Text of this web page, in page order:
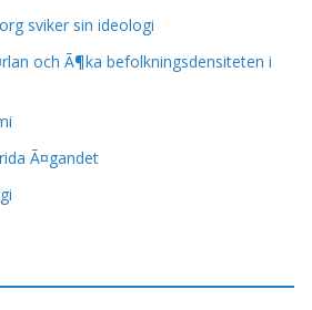
sviker sin ideologi
och Ã¶ka befolkningsdensiteten i
Ã¤gandet